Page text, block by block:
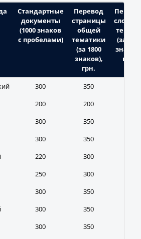
Стандартные
документы
(1000 знаков
с пробелами)
Перевод
страницы
общей
тематики
(за 1800
знаков),
грн.
(за
грн.
300 350
200 200
300 350
300 350
220 300
250 300
300 350
300 350
300 350